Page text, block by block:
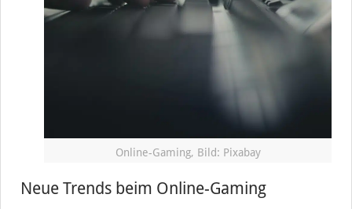
Online-Gaming, Bild: Pixabay
Neue Trends beim Online-Gaming